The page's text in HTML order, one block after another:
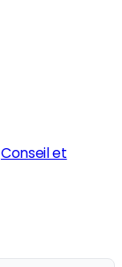
Conseil et